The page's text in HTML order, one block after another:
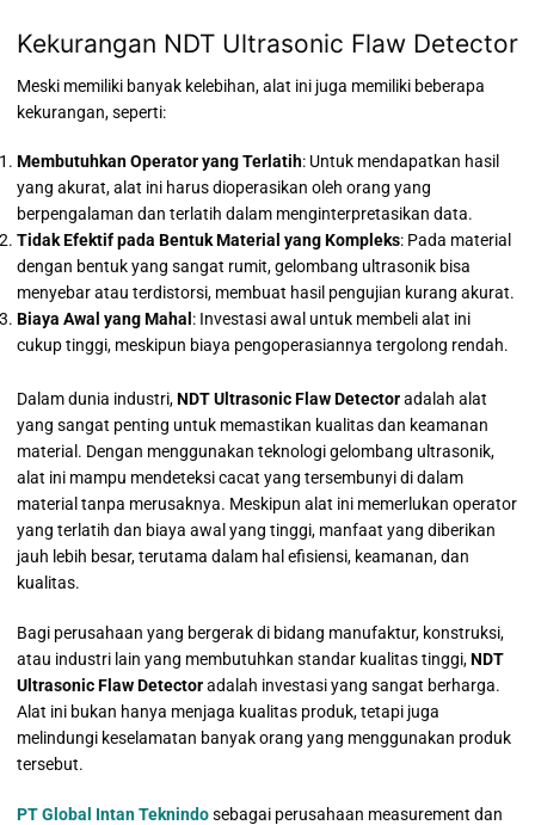
Kekurangan NDT Ultrasonic Flaw Detector
Meski memiliki banyak kelebihan, alat ini juga memiliki beberapa
kekurangan, seperti:
Membutuhkan Operator yang Terlatih: Untuk mendapatkan hasil
yang akurat, alat ini harus dioperasikan oleh orang yang
berpengalaman dan terlatih dalam menginterpretasikan data.
Tidak Efektif pada Bentuk Material yang Kompleks: Pada material
dengan bentuk yang sangat rumit, gelombang ultrasonik bisa
menyebar atau terdistorsi, membuat hasil pengujian kurang akurat.
Biaya Awal yang Mahal : Investasi awal untuk membeli alat ini
cukup tinggi, meskipun biaya pengoperasiannya tergolong rendah.
Dalam dunia industri,NDT Ultrasonic Flaw Detectoradalah alat
yang sangat penting untuk memastikan kualitas dan keamanan
material. Dengan menggunakan teknologi gelombang ultrasonik,
alat ini mampu mendeteksi cacat yang tersembunyi di dalam
material tanpa merusaknya. Meskipun alat ini memerlukan operator
yang terlatih dan biaya awal yang tinggi, manfaat yang diberikan
jauh lebih besar, terutama dalam hal efisiensi, keamanan, dan
kualitas.
Bagi perusahaan yang bergerak di bidang manufaktur, konstruksi,
atau industri lain yang membutuhkan standar kualitas tinggi,NDT
Ultrasonic Flaw Detectoradalah investasi yang sangat berharga.
Alat ini bukan hanya menjaga kualitas produk, tetapi juga
melindungi keselamatan banyak orang yang menggunakan produk
tersebut.
PT Global Intan Teknindosebagai perusahaan measurement dan